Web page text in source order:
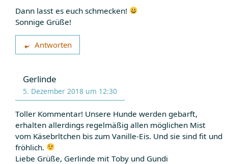
Dann lasst es euch schmecken!
Sonnige Grüße!
Antworten
Gerlinde
5. Dezember 2018 um 12:30
Toller Kommentar! Unsere Hunde werden gebarft,
erhalten allerdings regelmäßig allen möglichen Mist
vom Käsebrltchen bis zum Vanille-Eis. Und sie sind fit und
fröhlich.
Liebe Grüße, Gerlinde mit Toby und Gundi